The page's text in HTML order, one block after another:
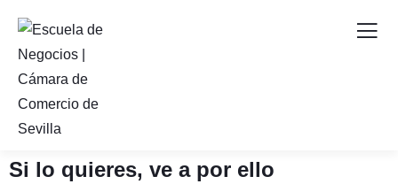
Si lo quieres, ve a por ello